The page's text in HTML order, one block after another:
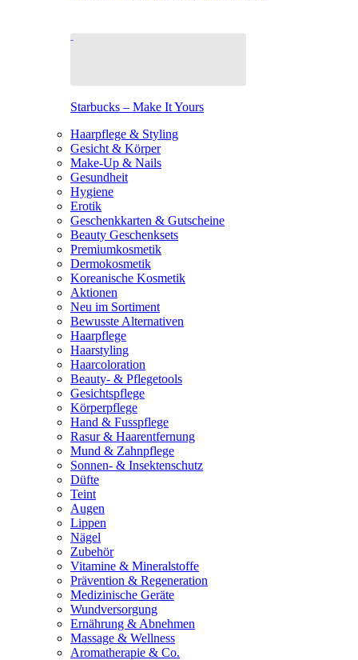
Starbucks – Make It Yours
Haarpflege & Styling
Gesicht & Körper
Make-Up & Nails
Gesundheit
Hygiene
Erotik
Geschenkkarten & Gutscheine
Beauty Geschenksets
Premiumkosmetik
Dermokosmetik
Koreanische Kosmetik
Aktionen
Neu im Sortiment
Bewusste Alternativen
Haarpflege
Haarstyling
Haarcoloration
Beauty- & Pflegetools
Gesichtspflege
Körperpflege
Hand & Fusspflege
Rasur & Haarentfernung
Mund & Zahnpflege
Sonnen- & Insektenschutz
Düfte
Teint
Augen
Lippen
Nägel
Zubehör
Vitamine & Mineralstoffe
Prävention & Regeneration
Medizinische Geräte
Wundversorgung
Ernährung & Abnehmen
Massage & Wellness
Aromatherapie & Co.